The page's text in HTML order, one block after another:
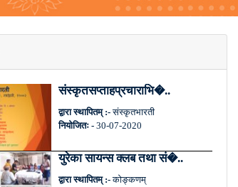
संस्कृतसप्ताहप्रचाराभि�..
द्वारा स्थापितम् :-संस्कृतभारती
नियोजितः -30-07-2020
युरेका सायन्स क्लब तथा सं�..
द्वारा स्थापितम् :-कोङ्कणम्